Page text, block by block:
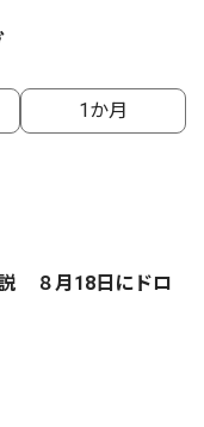
1か月
８月18日にドロ